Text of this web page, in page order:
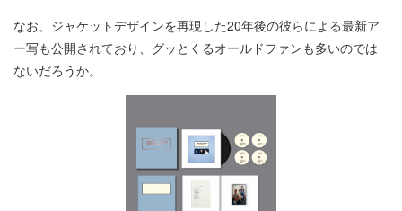
なお、ジャケットデザインを再現した20年後の彼らによる最新ア
ー写も公開されており、グッとくるオールドファンも多いのでは
ないだろうか。